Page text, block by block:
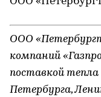
ООО
компаний
поставкой
Петербурга,